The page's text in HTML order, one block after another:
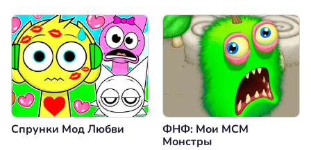
Спрунки Мод Любви
ФНФ: Мои МСМ
Монстры